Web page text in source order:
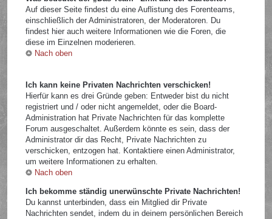
Auf dieser Seite findest du eine Auflistung des Forenteams,
einschließlich der Administratoren, der Moderatoren. Du
findest hier auch weitere Informationen wie die Foren, die
diese im Einzelnen moderieren.
Nach oben
Ich kann keine Privaten Nachrichten verschicken!
Hierfür kann es drei Gründe geben: Entweder bist du nicht
registriert und / oder nicht angemeldet, oder die Board-
Administration hat Private Nachrichten für das komplette
Forum ausgeschaltet. Außerdem könnte es sein, dass der
Administrator dir das Recht, Private Nachrichten zu
verschicken, entzogen hat. Kontaktiere einen Administrator,
um weitere Informationen zu erhalten.
Nach oben
Ich bekomme ständig unerwünschte Private Nachrichten!
Du kannst unterbinden, dass ein Mitglied dir Private
Nachrichten sendet, indem du in deinem persönlichen Bereich